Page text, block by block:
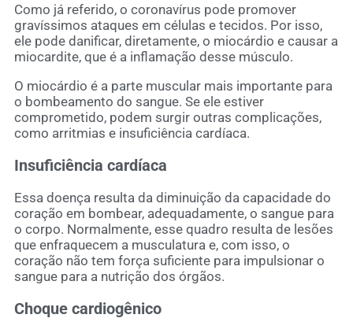
Como já referido, o coronavírus pode promover
gravíssimos ataques em células e tecidos. Por isso,
ele pode danificar, diretamente, o miocárdio e causar a
miocardite, que é a inflamação desse músculo.
O miocárdio é a parte muscular mais importante para
o bombeamento do sangue. Se ele estiver
comprometido, podem surgir outras complicações,
como arritmias e insuficiência cardíaca.
Insuficiência cardíaca
Essa doença resulta da diminuição da capacidade do
coração em bombear, adequadamente, o sangue para
o corpo. Normalmente, esse quadro resulta de lesões
que enfraquecem a musculatura e, com isso, o
coração não tem força suficiente para impulsionar o
sangue para a nutrição dos órgãos.
Choque cardiogênico